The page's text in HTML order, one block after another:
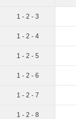
1 - 2 - 3
1 - 2 - 4
1 - 2 - 5
1 - 2 - 6
1 - 2 - 7
1 - 2 - 8